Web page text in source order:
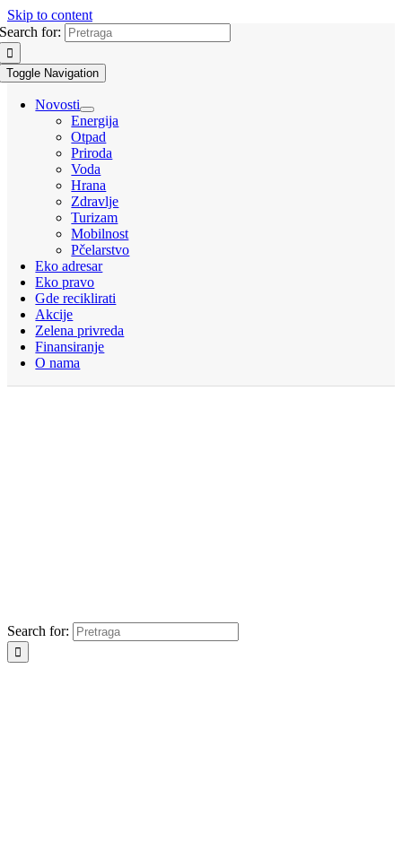
Skip to content
Search for:
Toggle Navigation
Novosti
Energija
Otpad
Priroda
Voda
Hrana
Zdravlje
Turizam
Mobilnost
Pčelarstvo
Eko adresar
Eko pravo
Gde reciklirati
Akcije
Zelena privreda
Finansiranje
O nama
Search for: